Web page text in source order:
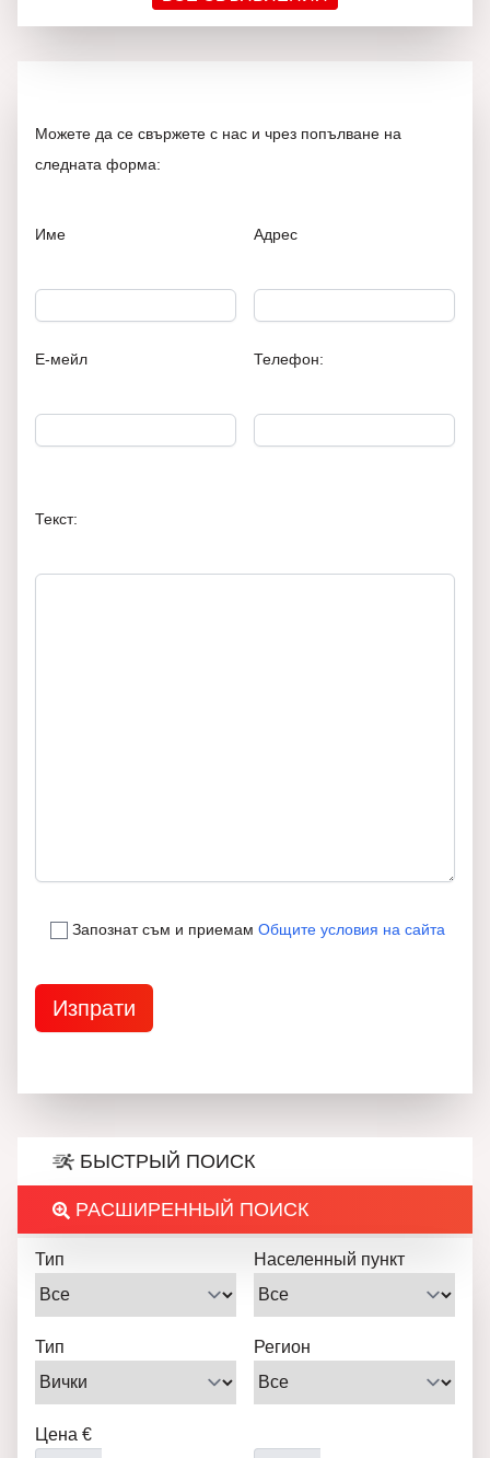
Можете да се свържете с нас и чрез попълване на
следната форма:
Име
Е-мейл
Адрес
Телефон:
Текст:
Запознат съм и приемам Общите условия на сайта
БЫСТРЫЙ ПОИСК
РАСШИРЕННЫЙ ПОИСК
Тип Населенный пункт
Тип Регион
Цена €